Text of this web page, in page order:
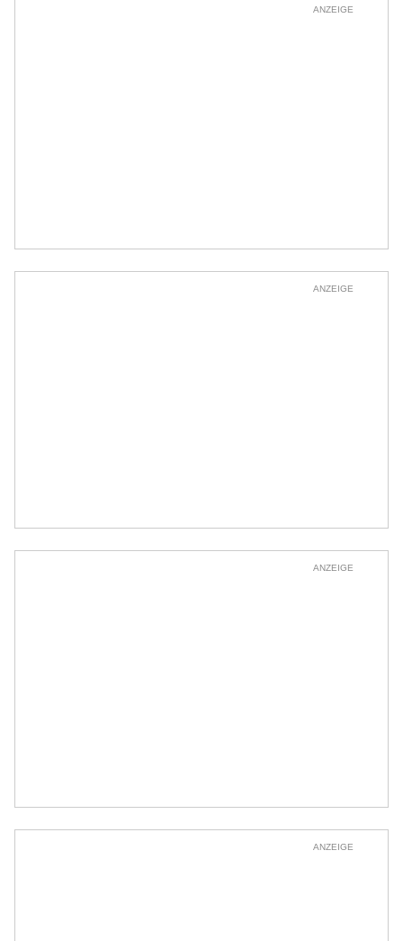
ANZEIGE
ANZEIGE
ANZEIGE
ANZEIGE